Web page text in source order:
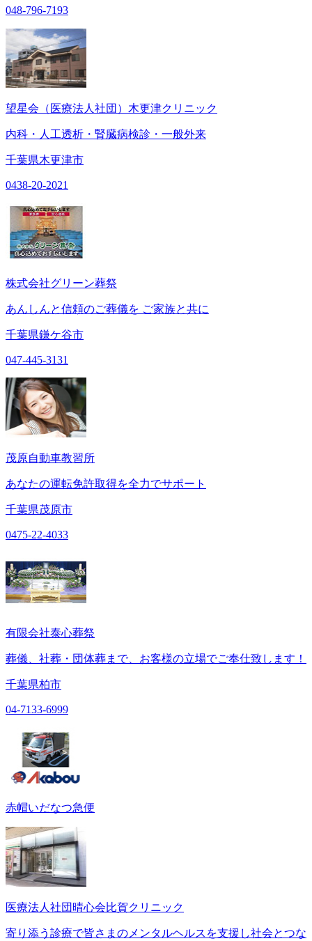
048-796-7193
望星会（医療法人社団）木更津クリニック
内科・人工透析・腎臓病検診・一般外来
千葉県木更津市
0438-20-2021
株式会社グリーン葬祭
あんしんと信頼のご葬儀を ご家族と共に
千葉県鎌ケ谷市
047-445-3131
茂原自動車教習所
あなたの運転免許取得を全力でサポート
千葉県茂原市
0475-22-4033
有限会社泰心葬祭
葬儀、社葬・団体葬まで、お客様の立場でご奉仕致します！
千葉県柏市
04-7133-6999
赤帽いだなつ急便
医療法人社団晴心会比賀クリニック
寄り添う診療で皆さまのメンタルヘルスを支援し社会とつな